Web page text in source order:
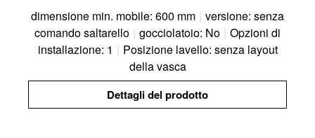
dimensione min. mobile: 600 mm | versione: senza
comando saltarello | gocciolatoio: No | Opzioni di
installazione: 1 | Posizione lavello: senza layout
della vasca
Dettagli del prodotto